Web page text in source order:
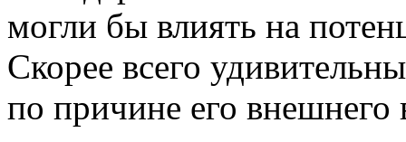
могли бы влиять на
Скорее всего
по причине его внешнего